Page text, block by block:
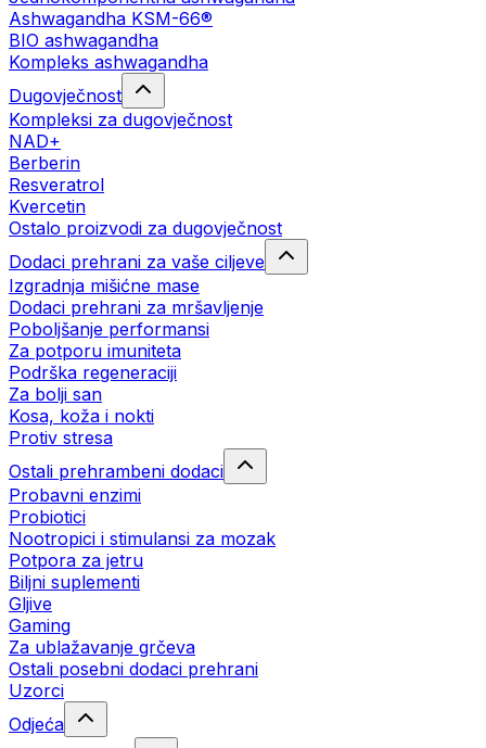
Ashwagandha KSM-66®
BIO ashwagandha
Kompleks ashwagandha
Dugovječnost
Kompleksi za dugovječnost
NAD+
Berberin
Resveratrol
Kvercetin
Ostalo proizvodi za dugovječnost
Dodaci prehrani za vaše ciljeve
Izgradnja mišićne mase
Dodaci prehrani za mršavljenje
Poboljšanje performansi
Za potporu imuniteta
Podrška regeneraciji
Za bolji san
Kosa, koža i nokti
Protiv stresa
Ostali prehrambeni dodaci
Probavni enzimi
Probiotici
Nootropici i stimulansi za mozak
Potpora za jetru
Biljni suplementi
Gljive
Gaming
Za ublažavanje grčeva
Ostali posebni dodaci prehrani
Uzorci
Odjeća